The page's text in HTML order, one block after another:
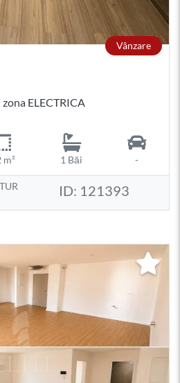
Vânzare
ELECTRICA
m² 1 Băi -
ID: 121393